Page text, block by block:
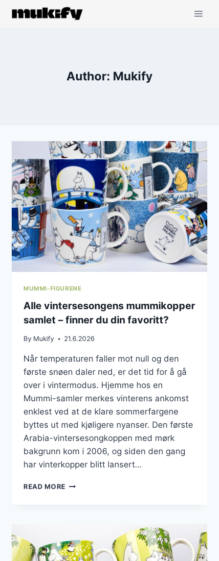
Author: Mukify
MUMMI-FIGURENE
Alle vintersesongens mummikopper
samlet – finner du din favoritt?
By Mukify 21.6.2026
Når temperaturen faller mot null og den
første snøen daler ned, er det tid for å gå
over i vintermodus. Hjemme hos en
Mummi-samler merkes vinterens ankomst
enklest ved at de klare sommerfargene
byttes ut med kjøligere nyanser. Den første
Arabia-vintersesongkoppen med mørk
bakgrunn kom i 2006, og siden den gang
har vinterkopper blitt lansert…
READ MORE ALLE
DU
DIN